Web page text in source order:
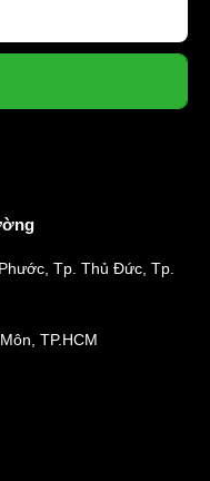
Tp. Thủ Đức, Tp.
TP.HCM